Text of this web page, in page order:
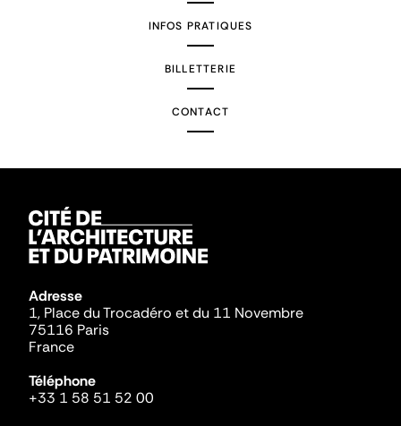
INFOS PRATIQUES
BILLETTERIE
CONTACT
Adresse
1, Place du Trocadéro et du 11 Novembre
75116 Paris
France
Téléphone
+33 1 58 51 52 00